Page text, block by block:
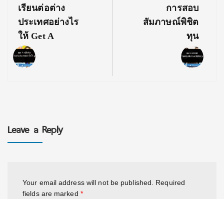
Post:
เรียนต่อต่าง
ประเทศอย่างไร
ให้ Get A
การสอบ
สัมภาษณ์พิชิต
ทุน
Leave a Reply
Your email address will not be published.
Required
fields are marked *